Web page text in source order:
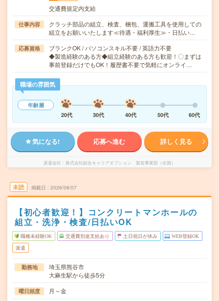
交通費規定内支給
仕事内容
クラッチ部品の組立、検査、梱包、運搬工具を使用しての
組立をお願いいたします≪待遇・福利厚生≫・日払い…
応募資格
ブランクOK / パソコンスキル不要 / 英語力不要
◆製造経験のある方◆組立経験のある方も歓迎！〇まずは
事前登録だけでもOK！履歴書不要で気軽にオンライ…
職場の雰囲気
年齢層
20代
30代 40代 50代 60代
気になる! 応募へ進む 詳しく見る
派遣会社 株式会社綜合キャリアオプション 製造事業部（全国）
未読 掲載日 2026/08/07
【初心者歓迎！】コンクリートマンホールの
組立・洗浄・検査/日払いOK
職種未経験OK 交通費別途支給あり 土日祝日が休み WEB登録OK
派遣
勤務地
埼玉県熊谷市
大麻生駅から徒歩5分
曜日頻度 月～金